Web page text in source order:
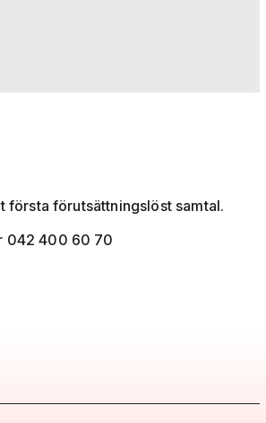
första förutsättningslöst samtal.
042 400 60 70